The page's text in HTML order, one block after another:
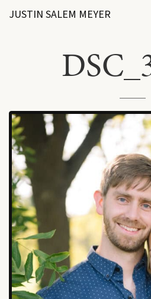
JUSTIN SALEM MEYER